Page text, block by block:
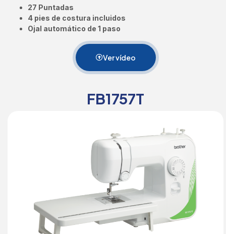
27 Puntadas
4 pies de costura incluidos
Ojal automático de 1 paso
Ver vídeo
FB1757T